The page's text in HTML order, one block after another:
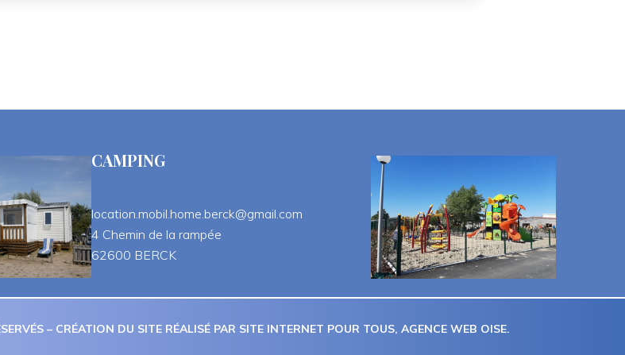
CAMPING
location.mobil.home.berck@gmail.com
4 Chemin de la rampée
62600 BERCK
– CRÉATION DU SITE RÉALISÉ PAR SITE INTERNET POUR TOUS, AGENCE WEB OISE.